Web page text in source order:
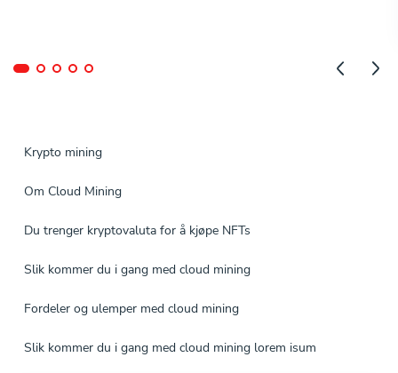
Krypto mining
Om Cloud Mining
Du trenger kryptovaluta for å kjøpe NFTs
Slik kommer du i gang med cloud mining
Fordeler og ulemper med cloud mining
Slik kommer du i gang med cloud mining lorem isum